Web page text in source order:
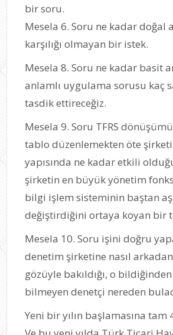
bir soru.
Mesela 6. Soru ne kadar doğal
karşılığı olmayan bir istek.
Mesela 8. Soru ne kadar basit
anlamlı uygulama sorusu kaç
tasdik ettireceğiz.
Mesela 9. Soru TFRS
tablo düzenlemekten öte
yapısında ne kadar etkili
şirketin en büyük yönetim
bilgi işlem sisteminin baştan
değiştirdiğini ortaya koyan bir
Mesela 10. Soru işini doğru
denetim şirketine nasıl
gözüyle bakıldığı, o
bilmeyen denetçi nereden
Yeni bir yılın başlamasına tam